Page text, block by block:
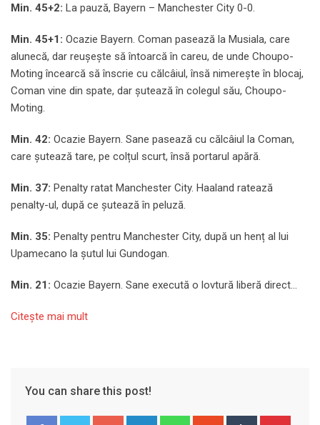
Min. 45+2: La pauză, Bayern – Manchester City 0-0.
Min. 45+1: Ocazie Bayern. Coman pasează la Musiala, care
alunecă, dar reușește să întoarcă în careu, de unde Choupo-
Moting încearcă să înscrie cu călcâiul, însă nimerește în blocaj,
Coman vine din spate, dar șutează în colegul său, Choupo-
Moting.
Min. 42: Ocazie Bayern. Sane pasează cu călcâiul la Coman,
care șutează tare, pe colțul scurt, însă portarul apără.
Min. 37: Penalty ratat Manchester City. Haaland ratează
penalty-ul, după ce șutează în peluză.
Min. 35: Penalty pentru Manchester City, după un henț al lui
Upamecano la șutul lui Gundogan.
Min. 21: Ocazie Bayern. Sane execută o lovtură liberă direct…
Citeşte mai mult
You can share this post!